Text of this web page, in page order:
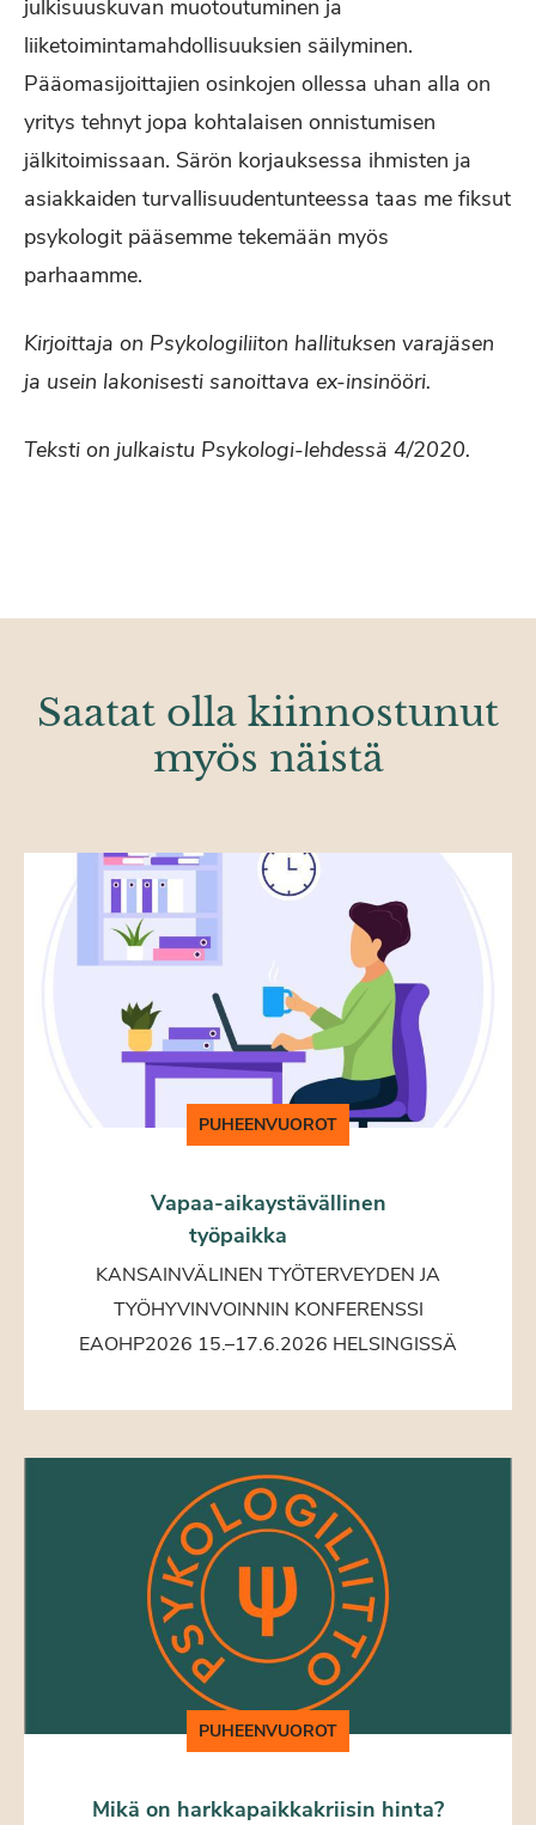
julkisuuskuvan muotoutuminen ja
liiketoimintamahdollisuuksien säilyminen.
Pääomasijoittajien osinkojen ollessa uhan alla on
yritys tehnyt jopa kohtalaisen onnistumisen
jälkitoimissaan. Särön korjauksessa ihmisten ja
asiakkaiden turvallisuudentunteessa taas me fiksut
psykologit pääsemme tekemään myös
parhaamme.
Kirjoittaja on Psykologiliiton hallituksen varajäsen
ja usein lakonisesti sanoittava ex-insinööri.
Teksti on julkaistu Psykologi-lehdessä 4/2020.
Saatat olla kiinnostunut
myös näistä
PUHEENVUOROT
Vapaa-aikaystävällinen
työpaikka
KANSAINVÄLINEN TYÖTERVEYDEN JA
TYÖHYVINVOINNIN KONFERENSSI
EAOHP2026 15.–17.6.2026 HELSINGISSÄ
PUHEENVUOROT
Mikä on harkkapaikkakriisin hinta?